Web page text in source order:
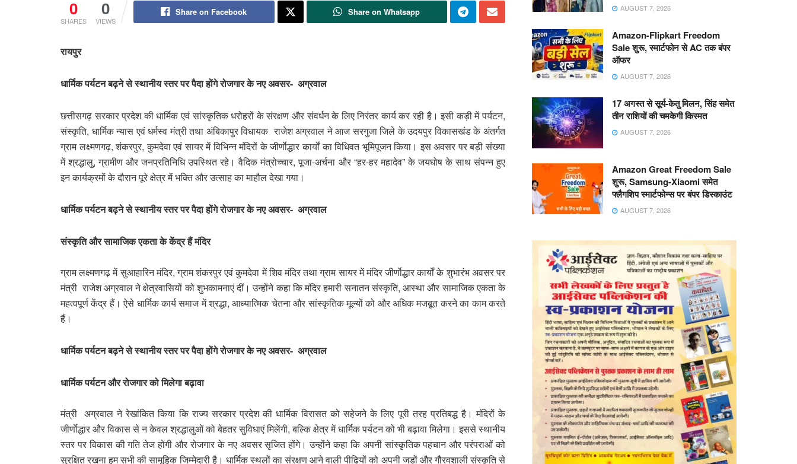
0
SHARES
0
VIEWS
Share on Facebook Share on Whatsapp
रायपुर
धार्मिक पर्यटन बढ़ने से स्थानीय स्तर पर पैदा होंगे रोजगार के नए अवसर- अग्रवाल
छत्तीसगढ़ सरकार प्रदेश की धार्मिक एवं सांस्कृतिक धरोहरों के संरक्षण और संवर्धन के लिए निरंतर कार्य कर रही है। इसी कड़ी में पर्यटन,
संस्कृति, धार्मिक न्यास एवं धर्मस्व मंत्री तथा अंबिकापुर विधायक राजेश अग्रवाल ने आज सरगुजा जिले के उदयपुर विकासखंड के अंतर्गत
ग्राम लक्ष्मणगढ़, शंकरपुर, कुमदेवा एवं सायर में विभिन्न मंदिरों के जीर्णाेद्धार कार्यों का विधिवत भूमिपूजन किया। इस अवसर पर बड़ी संख्या
में श्रद्धालु, ग्रामीण और जनप्रतिनिधि उपस्थित रहे। वैदिक मंत्रोच्चार, पूजा-अर्चना और “हर-हर महादेव” के जयघोष के साथ संपन्न हुए
इन कार्यक्रमों के दौरान पूरे क्षेत्र में भक्ति और उत्साह का माहौल देखा गया।
धार्मिक पर्यटन बढ़ने से स्थानीय स्तर पर पैदा होंगे रोजगार के नए अवसर- अग्रवाल
संस्कृति और सामाजिक एकता के केंद्र हैं मंदिर
ग्राम लक्ष्मणगढ़ में सुआहारिन मंदिर, ग्राम शंकरपुर एवं कुमदेवा में शिव मंदिर तथा ग्राम सायर में मंदिर जीर्णाेद्धार कार्यों के शुभारंभ अवसर पर
मंत्री राजेश अग्रवाल ने क्षेत्रवासियों को शुभकामनाएं दीं। उन्होंने कहा कि मंदिर हमारी सनातन संस्कृति, आस्था और सामाजिक एकता के
महत्वपूर्ण केंद्र हैं। ऐसे धार्मिक कार्य समाज में श्रद्धा, आध्यात्मिक चेतना और सांस्कृतिक मूल्यों को और अधिक मजबूत करने का काम करते
हैं।
धार्मिक पर्यटन बढ़ने से स्थानीय स्तर पर पैदा होंगे रोजगार के नए अवसर- अग्रवाल
धार्मिक पर्यटन और रोजगार को मिलेगा बढ़ावा
मंत्री अग्रवाल ने रेखांकित किया कि राज्य सरकार प्रदेश की धार्मिक विरासत को सहेजने के लिए पूरी तरह प्रतिबद्ध है। मंदिरों के
जीर्णाेद्धार और विकास से न केवल श्रद्धालुओं को बेहतर सुविधाएं मिलेंगी, बल्कि क्षेत्र में धार्मिक पर्यटन को भी बढ़ावा मिलेगा। इससे स्थानीय
स्तर पर विकास की गति तेज होगी और रोजगार के नए अवसर सृजित होंगे। उन्होंने कहा कि अपनी सांस्कृतिक पहचान और परंपराओं को
सुरक्षित रखना हम सभी की सामूहिक जिम्मेदारी है। धार्मिक स्थलों का संरक्षण आने वाली पीढ़ियों को अपनी जड़ों और गौरवशाली संस्कृति से
AUGUST 7, 2026
Amazon-Flipkart Freedom
Sale शुरू, स्मार्टफोन से AC तक बंपर
ऑफर
AUGUST 7, 2026
17 अगस्त से सूर्य-केतु मिलन, सिंह समेत
तीन राशियों की चमकेगी किस्मत
AUGUST 7, 2026
Amazon Great Freedom Sale
शुरू, Samsung-Xiaomi समेत
फ्लैगशिप स्मार्टफोन्स पर बंपर डिस्काउंट
AUGUST 7, 2026